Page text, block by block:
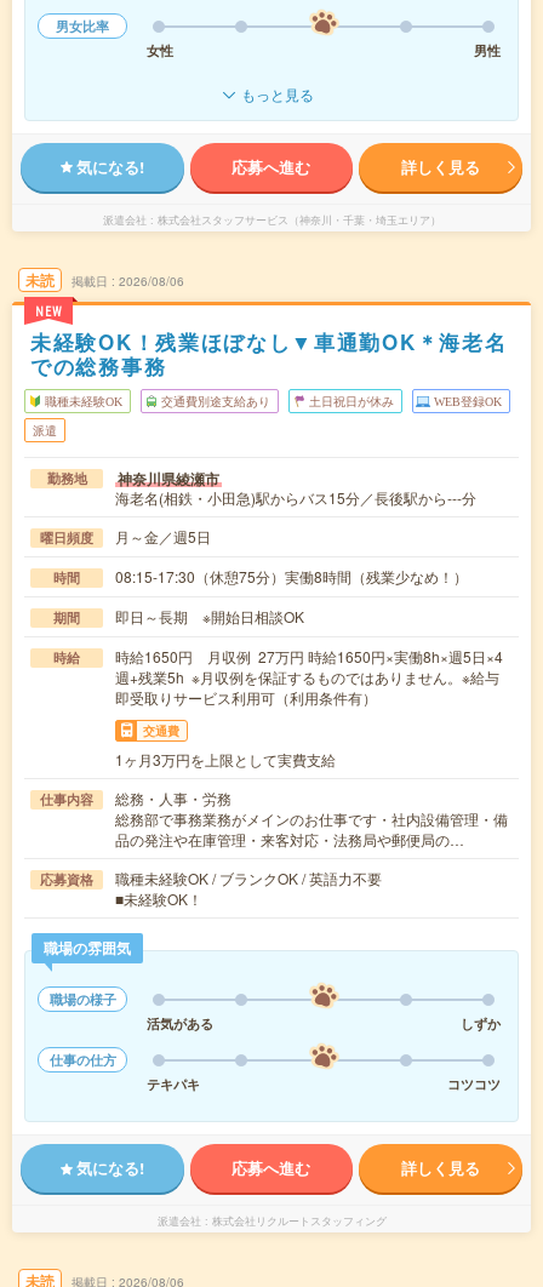
男女比率
女性
男性
もっと見る
気になる! 応募へ進む 詳しく見る
派遣会社 株式会社スタッフサービス（神奈川・千葉・埼玉エリア）
未読
NEW
掲載日 2026/08/06
未経験OK！残業ほぼなし▼車通勤OK＊海老名
での総務事務
職種未経験OK 交通費別途支給あり 土日祝日が休み WEB登録OK
派遣
勤務地 神奈川県綾瀬市
海老名(相鉄・小田急)駅からバス15分／長後駅から---分
曜日頻度 月～金／週5日
時間 08:15-17:30（休憩75分）実働8時間（残業少なめ！）
期間 即日～長期 ※開始日相談OK
時給
時給1650円 月収例 27万円 時給1650円×実働8h×週5日×4
週+残業5h ※月収例を保証するものではありません。※給与
即受取りサービス利用可（利用条件有）
交通費
1ヶ月3万円を上限として実費支給
仕事内容
総務・人事・労務
総務部で事務業務がメインのお仕事です・社内設備管理・備
品の発注や在庫管理・来客対応・法務局や郵便局の…
応募資格
職種未経験OK / ブランクOK / 英語力不要
■未経験OK！
職場の雰囲気
職場の様子
活気がある
しずか
仕事の仕方
テキパキ
コツコツ
気になる! 応募へ進む 詳しく見る
派遣会社 株式会社リクルートスタッフィング
未読 掲載日 2026/08/06